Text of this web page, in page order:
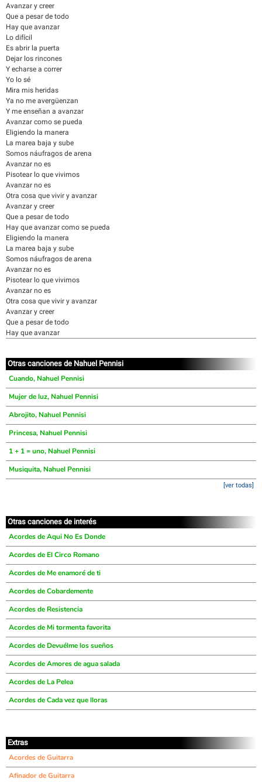
Avanzar y creer
Que a pesar de todo
Hay que avanzar
Lo difícil
Es abrir la puerta
Dejar los rincones
Y echarse a correr
Yo lo sé
Mira mis heridas
Ya no me avergüenzan
Y me enseñan a avanzar
Avanzar como se pueda
Eligiendo la manera
La marea baja y sube
Somos náufragos de arena
Avanzar no es
Pisotear lo que vivimos
Avanzar no es
Otra cosa que vivir y avanzar
Avanzar y creer
Que a pesar de todo
Hay que avanzar como se pueda
Eligiendo la manera
La marea baja y sube
Somos náufragos de arena
Avanzar no es
Pisotear lo que vivimos
Avanzar no es
Otra cosa que vivir y avanzar
Avanzar y creer
Que a pesar de todo
Hay que avanzar
Otras canciones de Nahuel Pennisi
Cuando, Nahuel Pennisi
Mujer de luz, Nahuel Pennisi
Abrojito, Nahuel Pennisi
Princesa, Nahuel Pennisi
1 + 1 = uno, Nahuel Pennisi
Musiquita, Nahuel Pennisi
[ver todas]
Otras canciones de interés
Acordes de Aqui No Es Donde
Acordes de El Circo Romano
Acordes de Me enamoré de ti
Acordes de Cobardemente
Acordes de Resistencia
Acordes de Mi tormenta favorita
Acordes de Devuélme los sueños
Acordes de Amores de agua salada
Acordes de La Pelea
Acordes de Cada vez que lloras
Extras
Acordes de Guitarra
Afinador de Guitarra